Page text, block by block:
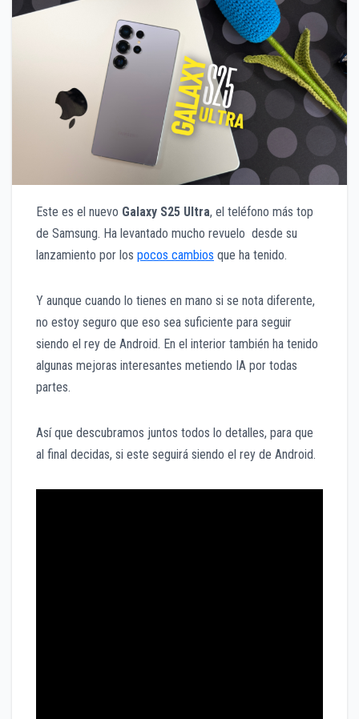
Este es el nuevo Galaxy S25 Ultra, el teléfono más top
de Samsung. Ha levantado mucho revuelo desde su
lanzamiento por los pocos cambios que ha tenido.
Y aunque cuando lo tienes en mano si se nota diferente,
no estoy seguro que eso sea suficiente para seguir
siendo el rey de Android. En el interior también ha tenido
algunas mejoras interesantes metiendo IA por todas
partes.
Así que descubramos juntos todos lo detalles, para que
al final decidas, si este seguirá siendo el rey de Android.